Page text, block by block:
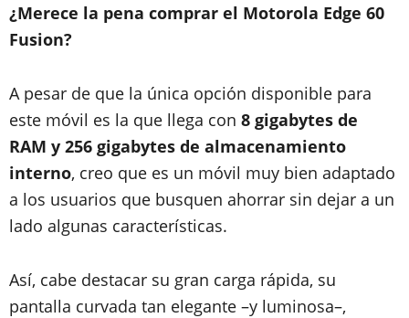
¿Merece la pena comprar el Motorola Edge 60
Fusion?
A pesar de que la única opción disponible para
este móvil es la que llega con 8 gigabytes de
RAM y 256 gigabytes de almacenamiento
interno, creo que es un móvil muy bien adaptado
a los usuarios que busquen ahorrar sin dejar a un
lado algunas características.
Así, cabe destacar su gran carga rápida, su
pantalla curvada tan elegante –y luminosa–,